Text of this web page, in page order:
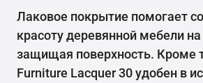
Лаковое покрытие помогает
красоту деревянной мебели
защищая поверхность. Кроме
Furniture Lacquer 30 удобен в